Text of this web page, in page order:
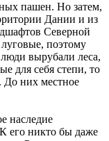
пашен. Но затем,
Дании и из
Северной
поэтому
вырубали леса,
для себя степи, то
До них местное
наследие
его никто бы даже